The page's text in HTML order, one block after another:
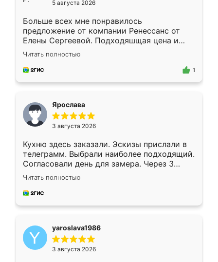
5 августа 2026
Больше всех мне понравилось
предложение от компании Ренессанс от
Елены Сергеевой. Подходяшщая цена и
короткие сроки изготовления. Приехавший
для замера сотрудник Владислав
предложил по моему эскизу самый
Читать полностью
1
Ярослава
3 августа 2026
Кухню здесь заказали. Эскизы прислали в
телеграмм. Выбрали наиболее подходящий.
Согласовали день для замера. Через 3
недели кухня была уже готова. Остались
довольны работой. Спасибо Ренессанс
мебель за качественную работу!
Читать полностью
yaroslava1986
3 августа 2026